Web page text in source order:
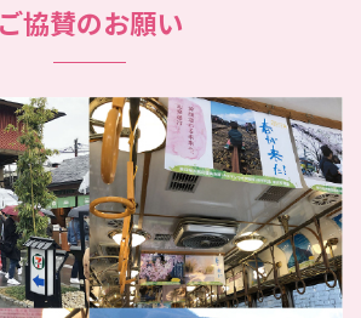
ご協賛のお願い